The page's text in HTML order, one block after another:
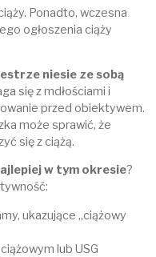
Ponadto, wczesna
ogłoszenia ciąży
niesie ze sobą
się z mdłościami i
przed obiektywem.
może sprawić, że
się z ciążą.
w tym okresie?
ukazujące „ciążowy
lub USG